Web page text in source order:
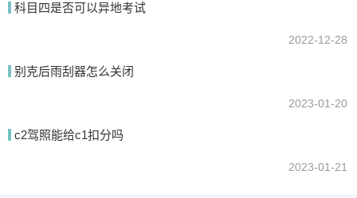
科目四是否可以异地考试
2022-12-28
别克后雨刮器怎么关闭
2023-01-20
c2驾照能给c1扣分吗
2023-01-21